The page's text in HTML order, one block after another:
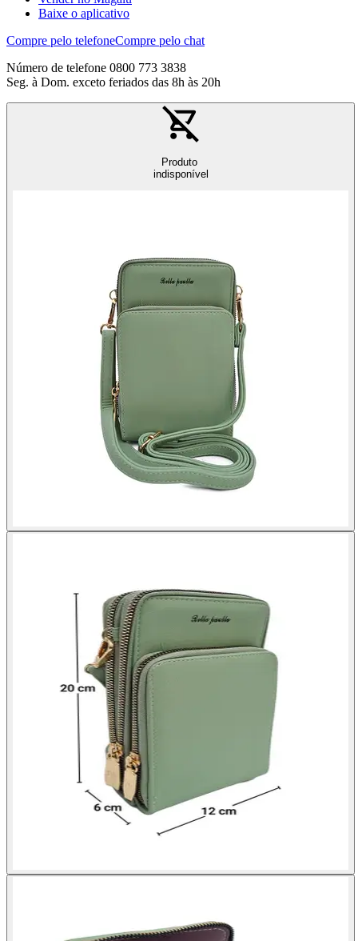
Baixe o aplicativo
Compre pelo telefoneCompre pelo chat
Número de telefone 0800 773 3838
Seg. à Dom. exceto feriados das 8h às 20h
Produto
indisponível